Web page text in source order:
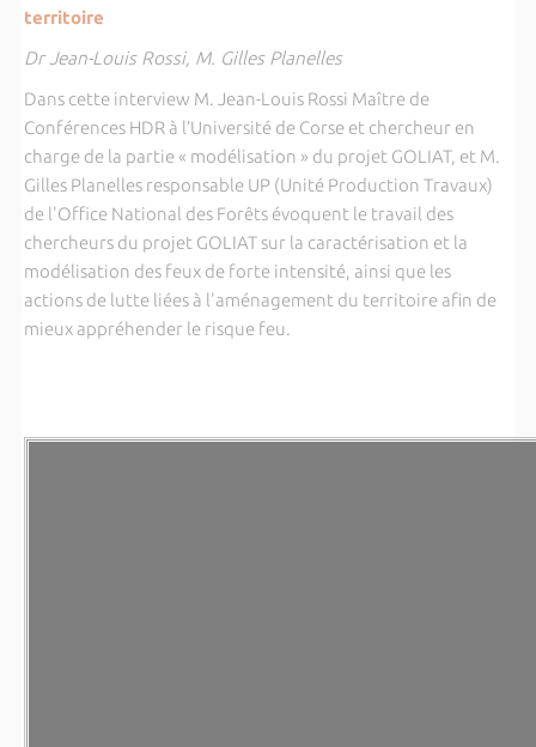
territoire
Dr Jean-Louis Rossi, M. Gilles Planelles
Dans cette interview M. Jean-Louis Rossi Maître de
Conférences HDR à l’Université de Corse et chercheur en
charge de la partie « modélisation » du projet GOLIAT, et M.
Gilles Planelles responsable UP (Unité Production Travaux)
de l'Office National des Forêts évoquent le travail des
chercheurs du projet GOLIAT sur la caractérisation et la
modélisation des feux de forte intensité, ainsi que les
actions de lutte liées à l'aménagement du territoire afin de
mieux appréhender le risque feu.